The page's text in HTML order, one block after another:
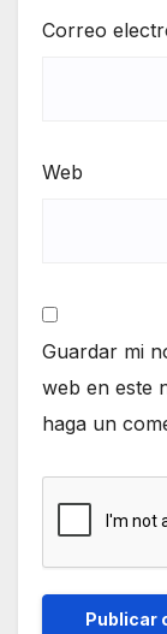
Correo
Web
Guardar mi
web en este
haga un